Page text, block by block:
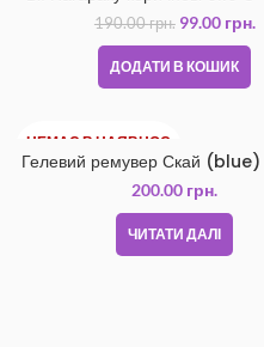
190.00грн. 99.00 грн.
ДОДАТИ В КОШИК
НЕМАЄ В НАЯВНОС
ТІ
Гелевий ремувер Скай
200.00 грн.
ЧИТАТИ ДАЛІ